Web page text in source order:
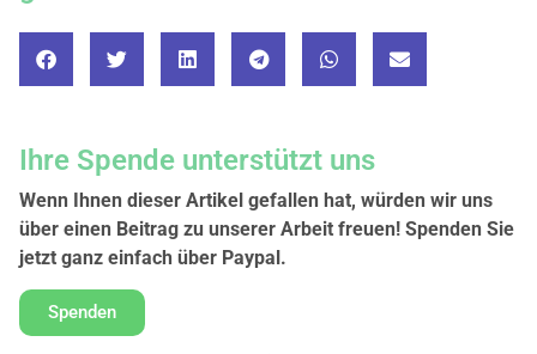
Ihre Spende unterstützt uns
Wenn Ihnen dieser Artikel gefallen hat, würden wir uns
über einen Beitrag zu unserer Arbeit freuen! Spenden Sie
jetzt ganz einfach über Paypal.
Spenden